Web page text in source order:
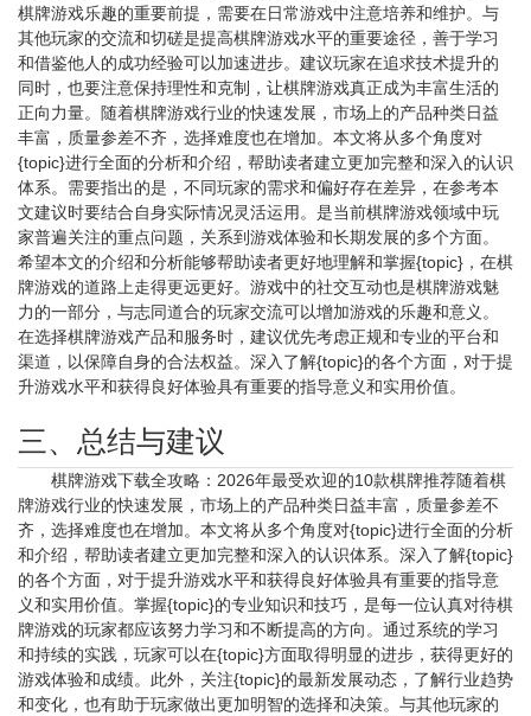
棋牌游戏乐趣的重要前提，需要在日常游戏中注意培养和维护。与
其他玩家的交流和切磋是提高棋牌游戏水平的重要途径，善于学习
和借鉴他人的成功经验可以加速进步。建议玩家在追求技术提升的
同时，也要注意保持理性和克制，让棋牌游戏真正成为丰富生活的
正向力量。随着棋牌游戏行业的快速发展，市场上的产品种类日益
丰富，质量参差不齐，选择难度也在增加。本文将从多个角度对
{topic}进行全面的分析和介绍，帮助读者建立更加完整和深入的认识
体系。需要指出的是，不同玩家的需求和偏好存在差异，在参考本
文建议时要结合自身实际情况灵活运用。是当前棋牌游戏领域中玩
家普遍关注的重点问题，关系到游戏体验和长期发展的多个方面。
希望本文的介绍和分析能够帮助读者更好地理解和掌握{topic}，在棋
牌游戏的道路上走得更远更好。游戏中的社交互动也是棋牌游戏魅
力的一部分，与志同道合的玩家交流可以增加游戏的乐趣和意义。
在选择棋牌游戏产品和服务时，建议优先考虑正规和专业的平台和
渠道，以保障自身的合法权益。深入了解{topic}的各个方面，对于提
升游戏水平和获得良好体验具有重要的指导意义和实用价值。
三、总结与建议
棋牌游戏下载全攻略：2026年最受欢迎的10款棋牌推荐随着棋
牌游戏行业的快速发展，市场上的产品种类日益丰富，质量参差不
齐，选择难度也在增加。本文将从多个角度对{topic}进行全面的分析
和介绍，帮助读者建立更加完整和深入的认识体系。深入了解{topic}
的各个方面，对于提升游戏水平和获得良好体验具有重要的指导意
义和实用价值。掌握{topic}的专业知识和技巧，是每一位认真对待棋
牌游戏的玩家都应该努力学习和不断提高的方向。通过系统的学习
和持续的实践，玩家可以在{topic}方面取得明显的进步，获得更好的
游戏体验和成绩。此外，关注{topic}的最新发展动态，了解行业趋势
和变化，也有助于玩家做出更加明智的选择和决策。与其他玩家的